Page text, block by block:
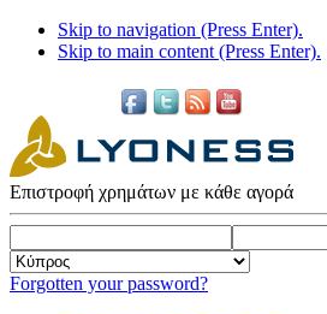
Skip to navigation (Press Enter).
Skip to main content (Press Enter).
Επιστροφή χρημάτων με κάθε αγορά
Forgotten your password?